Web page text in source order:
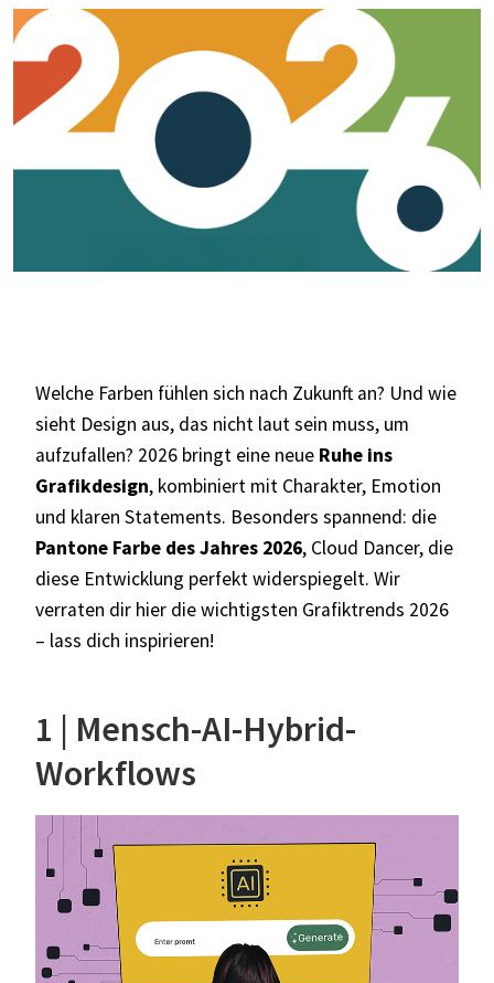
Welche Farben fühlen sich nach Zukunftan? Und wie
sieht Design aus, das nicht laut sein muss, um
aufzufallen? 2026 bringt eine neue Ruhe ins
Grafikdesign, kombiniert mit Charakter, Emotion
und klaren Statements. Besonders spannend: die
Pantone Farbe des Jahres 2026, Cloud Dancer, die
diese Entwicklung perfekt widerspiegelt. Wir
verraten dir hier die wichtigsten Grafiktrends 2026
– lass dich inspirieren!
1 | Mensch-AI-Hybrid-
Workflows